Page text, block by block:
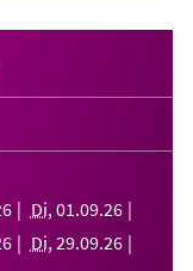
Di, 01 .09.26
Di, 29.09.26